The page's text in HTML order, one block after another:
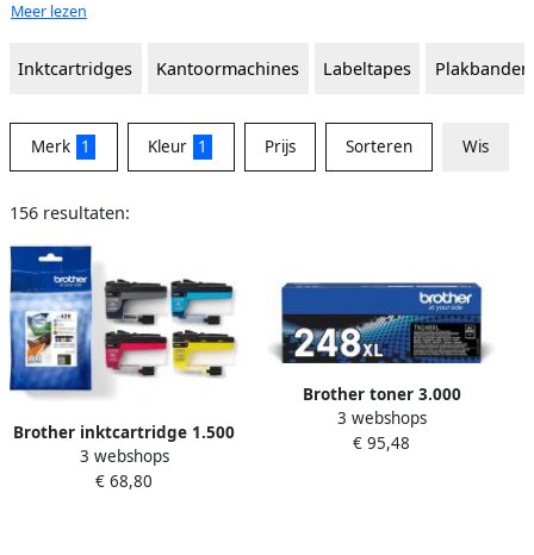
Meer lezen
Inktcartridges Kantoormachines Labeltapes Plakbanden
Merk 1 Kleur 1 Prijs Sorteren Wis
156 resultaten:
Brother inktcartridge 1.500
3.000 pagina&apos;s OEM
LC-426VAL 4 kleuren
3 webshops
€ 68,80
Brother toner 3.000
pagina&apos;s OEM TN-
248XLBK zwart
3 webshops
€ 95,48